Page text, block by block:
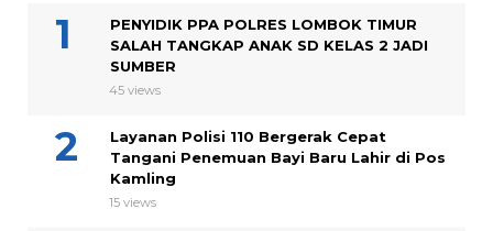
PENYIDIK PPA POLRES LOMBOK TIMUR
SALAH TANGKAP ANAK SD KELAS 2 JADI
SUMBER
45 views
Layanan Polisi 110 Bergerak Cepat
Tangani Penemuan Bayi Baru Lahir di Pos
Kamling
15 views